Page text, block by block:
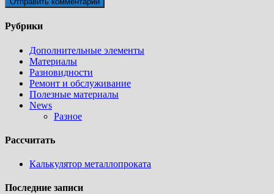
Рубрики
Дополнительные элементы
Материалы
Разновидности
Ремонт и обслуживание
Полезные материалы
News
Разное
Рассчитать
Калькулятор металлопроката
Последние записи